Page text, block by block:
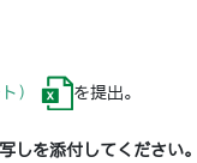
）
を提出。
しを添付してください。